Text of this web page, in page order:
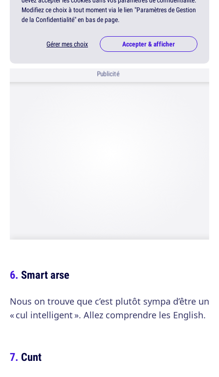
Modifiez ce choix à tout moment via le lien "Paramètres de Gestion
de la Confidentialité" en bas de page.
Gérer mes choix Accepter & afficher
Publicité
Smart arse
Nous on trouve que c’est plutôt sympa d’être un
« cul intelligent ». Allez comprendre les English.
Cunt